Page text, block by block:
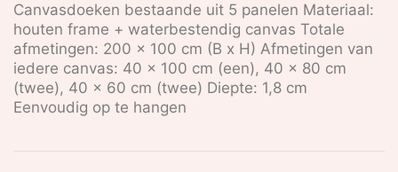
Canvasdoeken bestaande uit 5 panelen Materiaal:
houten frame + waterbestendig canvas Totale
afmetingen: 200 x 100 cm (B x H) Afmetingen van
iedere canvas: 40 x 100 cm (een), 40 x 80 cm
(twee), 40 x 60 cm (twee) Diepte: 1,8 cm
Eenvoudig op te hangen